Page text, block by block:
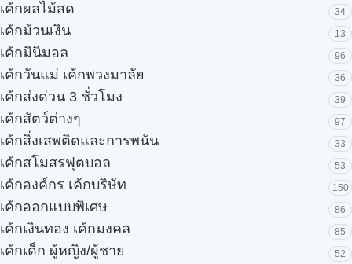
เค้กผลไม้สด 34
เค้กม้วนเงิน 13
เค้กมินิมอล 96
เค้กวันแม่ เค้กพวงมาลัย 36
เค้กส่งด่วน 3 ชั่วโมง 39
เค้กสัตว์ต่างๆ 97
เค้กสิ่งเสพติดและการพนัน 33
เค้กสโมสรฟุตบอล 53
เค้กองค์กร เค้กบริษัท 150
เค้กออกแบบพิเศษ 86
เค้กเงินทอง เค้กมงคล 85
เค้กเด็ก ผู้หญิง/ผู้ชาย 52